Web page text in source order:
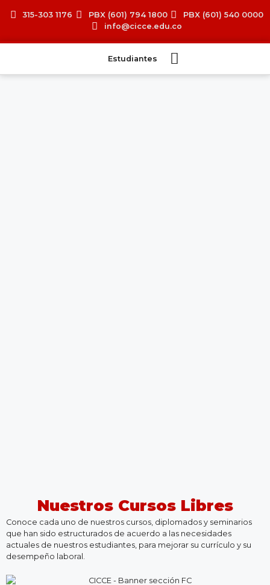
315-303 1176 PBX (601) 794 1800
PBX (601) 540 0000
info@cicce.edu.co
Estudiantes
Nuestros Cursos Libres
Conoce cada uno de nuestros cursos, diplomados y seminarios
que han sido estructurados de acuerdo a las necesidades
actuales de nuestros estudiantes, para mejorar su currículo y su
desempeño laboral.